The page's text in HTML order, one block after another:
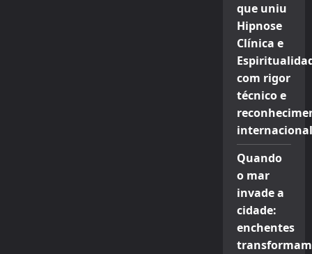
que uniu
Hipnose
Clínica e
com rigor
técnico e
internacional
Quando
o mar
invade a
cidade:
enchentes
transformam